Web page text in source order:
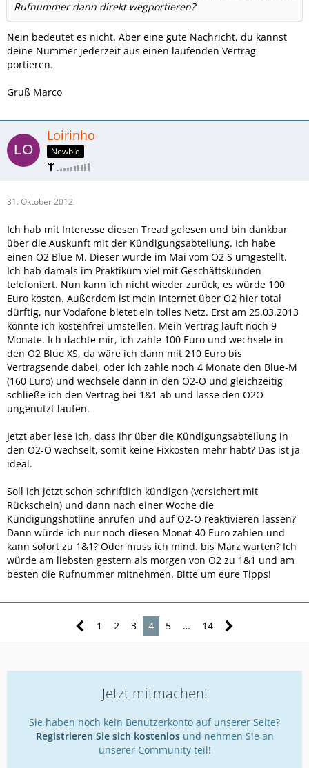
Rufnummer dann direkt wegportieren?
Nein bedeutet es nicht. Aber eine gute Nachricht, du kannst
deine Nummer jederzeit aus einen laufenden Vertrag
portieren.
Gruß Marco
Loirinho
Newbie
31. Oktober 2012
Ich hab mit Interesse diesen Tread gelesen und bin dankbar
über die Auskunft mit der Kündigungsabteilung. Ich habe
einen O2 Blue M. Dieser wurde im Mai vom O2 S umgestellt.
Ich hab damals im Praktikum viel mit Geschäftskunden
telefoniert. Nun kann ich nicht wieder zurück, es würde 100
Euro kosten. Außerdem ist mein Internet über O2 hier total
dürftig, nur Vodafone bietet ein tolles Netz. Erst am 25.03.2013
könnte ich kostenfrei umstellen. Mein Vertrag läuft noch 9
Monate. Ich dachte mir, ich zahle 100 Euro und wechsele in
den O2 Blue XS, da wäre ich dann mit 210 Euro bis
Vertragsende dabei, oder ich zahle noch 4 Monate den Blue-M
(160 Euro) und wechsele dann in den O2-O und gleichzeitig
schließe ich den Vertrag bei 1&1 ab und lasse den O2O
ungenutzt laufen.
Jetzt aber lese ich, dass ihr über die Kündigungsabteilung in
den O2-O wechselt, somit keine Fixkosten mehr habt? Das ist ja
ideal.
Soll ich jetzt schon schriftlich kündigen (versichert mit
Rückschein) und dann nach einer Woche die
Kündigungshotline anrufen und auf O2-O reaktivieren lassen?
Dann würde ich nur noch diesen Monat 40 Euro zahlen und
kann sofort zu 1&1? Oder muss ich mind. bis März warten? Ich
würde am liebsten gestern als morgen von O2 zu 1&1 und am
besten die Rufnummer mitnehmen. Bitte um eure Tipps!
1 2 3 4 5 … 14
Jetzt mitmachen!
Sie haben noch kein Benutzerkonto auf unserer Seite?
Registrieren Sie sich kostenlosund nehmen Sie an
unserer Community teil!